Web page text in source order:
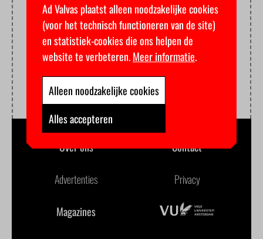
Over ons Contact
Advertenties Privacy
Magazines
Ad Valvas plaatst alleen noodzakelijke cookies
(voor het technisch functioneren van de site)
en statistiek-cookies die ons helpen de
website te verbeteren.Meer informatie.
Alleen noodzakelijke cookies
Alles accepteren